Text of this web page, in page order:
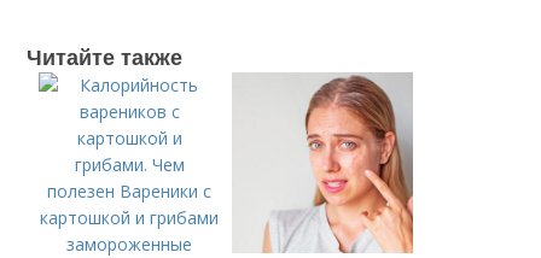
Читайте также